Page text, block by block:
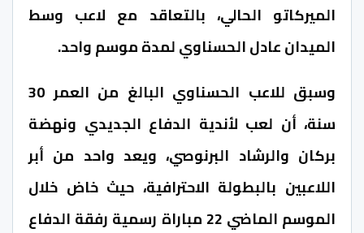
الميركاتو الحالي، بالتعاقد مع لاعب وسط
الميدان عادل الحسناوي لمدة موسم واحد.
وسبق للاعب الحسناوي البالغ من العمر 30
سنة، أن لعب لأندية الدفاع الجديدي ونهضة
بركان والرشاد البرنوصي، ويعد واحد من أبر
اللاعبين بالبطولة الاحترافية، حيث خاض خلال
الموسم الماضي 22 مباراة رسمية رفقة الدفاع